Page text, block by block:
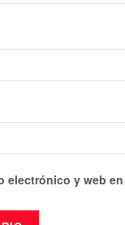
electrónico y web